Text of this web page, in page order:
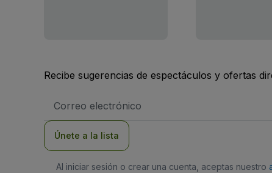
Recibe sugerencias de espectáculos y ofertas
de
Únete a la lista
Al iniciar sesión o crear una cuenta, aceptas nuestro